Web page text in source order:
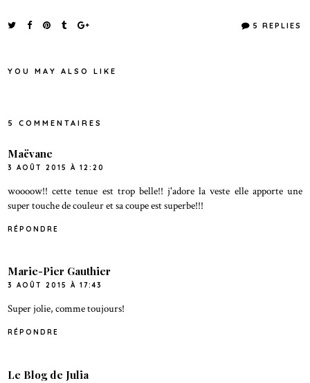
5 REPLIES
YOU MAY ALSO LIKE
5 COMMENTAIRES
Maëvane
3 AOÛT 2015 À 12:20
woooow!! cette tenue est trop belle!! j'adore la veste elle apporte une
super touche de couleur et sa coupe est superbe!!!
RÉPONDRE
Marie-Pier Gauthier
3 AOÛT 2015 À 17:43
Super jolie, comme toujours!
RÉPONDRE
Le Blog de Julia